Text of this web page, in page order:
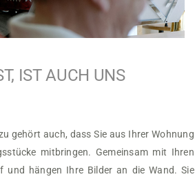
IST AUCH UNS
gehört auch, dass Sie aus Ihrer Wohnung
mitbringen. Gemeinsam mit Ihren
und hängen Ihre Bilder an die Wand. Sie